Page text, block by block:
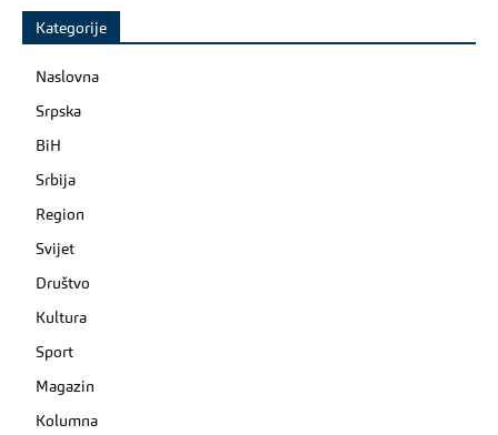
Kategorije
Naslovna
Srpska
BiH
Srbija
Region
Svijet
Društvo
Kultura
Sport
Magazin
Kolumna